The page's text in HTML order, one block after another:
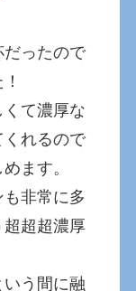
ったので
て濃厚な
くれるので
ます。
非常に多
超超超濃厚
う間に融